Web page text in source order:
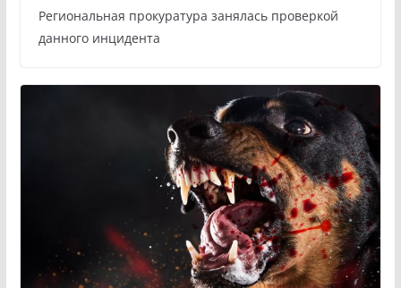
Региональная прокуратура занялась проверкой
данного инцидента